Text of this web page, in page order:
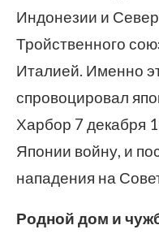
Индонезии и
Тройственного
Италией. Именно
спровоцировал
Харбор 7 декабря
Японии войну, и
нападения на
Родной дом и